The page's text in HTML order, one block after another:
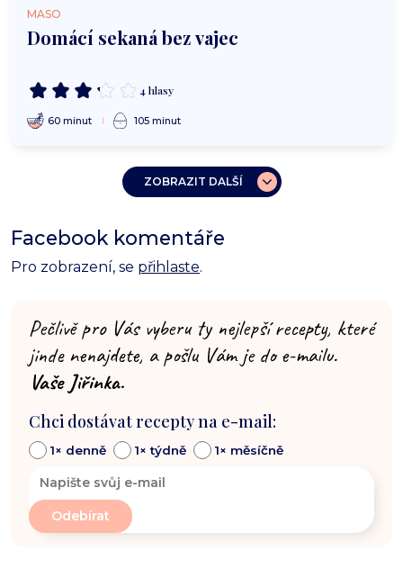
MASO
Domácí sekaná bez vajec
4 hlasy
60 minut 105 minut
ZOBRAZIT DALŠÍ
Facebook komentáře
Pro zobrazení, se přihlaste.
Pečlivě pro Vás vyberu ty nejlepší recepty, které
jinde nenajdete, a pošlu Vám je do e-mailu.
Vaše Jiřinka.
Chci dostávat recepty na e-mail:
1× denně 1× týdně 1× měsíčně